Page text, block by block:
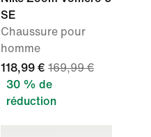
SE
Chaussure pour
homme
118,99 € 169,99 €
30 % de
réduction